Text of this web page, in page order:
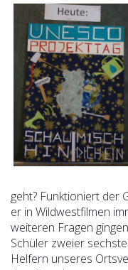
geht? Funktioniert der
er in Wildwestfilmen
weiteren Fragen
Schüler zweier
Helfern unseres